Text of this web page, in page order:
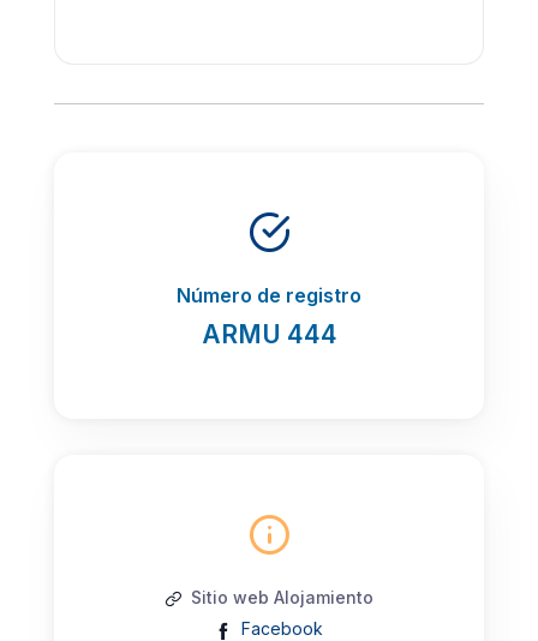
Número de registro
ARMU 444
Sitio web Alojamiento
Facebook